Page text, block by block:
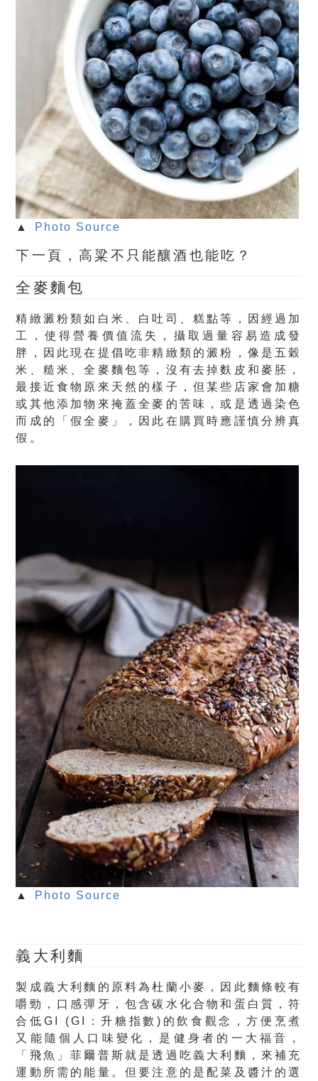
▲ Photo Source
下一頁，高粱不只能釀酒也能吃？
全麥麵包
精緻澱粉類如白米、白吐司、糕點等，因經過加
工，使得營養價值流失，攝取過量容易造成發
胖，因此現在 提倡吃非精緻類的澱粉，像是五穀
米、糙米、全麥麵包等 ，沒有去掉麩皮和麥胚，
最接近食物原來天然的樣子，但某些店家會加糖
或其他添加物來掩蓋全麥的苦味，或是透過染色
而成的「假全麥」，因此在購買時應謹慎分辨真
假。
▲ Photo Source
義大利麵
製成義大利麵的原料為杜蘭小麥，因此麵條較有
嚼勁，口感彈牙，包含碳水化合物和蛋白質，符
合低GI (GI：升糖指數)的飲食觀念，方便烹煮
又能隨個人口味變化，是健身者的一大福音，
「飛魚」菲爾普斯就是透過吃義大利麵，來補充
運動所需的能量。但要注意的是配菜及醬汁的選